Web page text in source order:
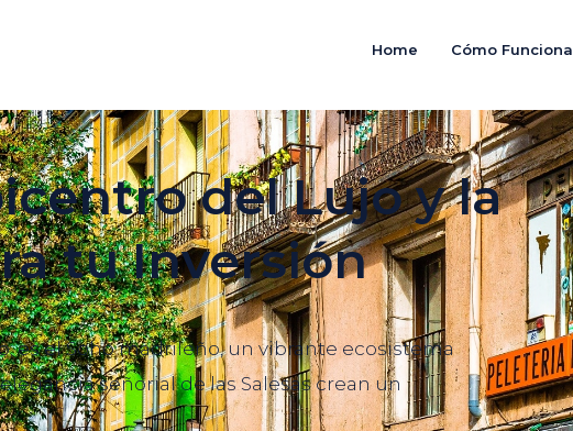
Home Cómo Funciona
del Lujo y la
tu Inversión
es el Soho madrileño, un vibrante ecosistema
señorial de las Salesas crean un